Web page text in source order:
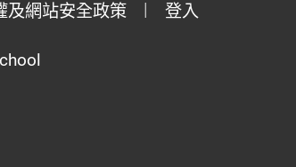
及網站安全政策 登入